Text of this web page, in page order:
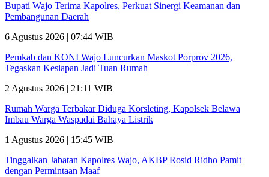
Bupati Wajo Terima Kapolres, Perkuat Sinergi Keamanan dan
Pembangunan Daerah
6 Agustus 2026 | 07:44 WIB
Pemkab dan KONI Wajo Luncurkan Maskot Porprov 2026,
Tegaskan Kesiapan Jadi Tuan Rumah
2 Agustus 2026 | 21:11 WIB
Rumah Warga Terbakar Diduga Korsleting, Kapolsek Belawa
Imbau Warga Waspadai Bahaya Listrik
1 Agustus 2026 | 15:45 WIB
Tinggalkan Jabatan Kapolres Wajo, AKBP Rosid Ridho Pamit
dengan Permintaan Maaf